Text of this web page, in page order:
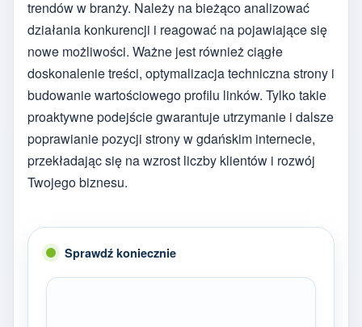
trendów w branży. Należy na bieżąco analizować
działania konkurencji i reagować na pojawiające się
nowe możliwości. Ważne jest również ciągłe
doskonalenie treści, optymalizacja techniczna strony i
budowanie wartościowego profilu linków. Tylko takie
proaktywne podejście gwarantuje utrzymanie i dalsze
poprawianie pozycji strony w gdańskim internecie,
przekładając się na wzrost liczby klientów i rozwój
Twojego biznesu.
Sprawdź koniecznie